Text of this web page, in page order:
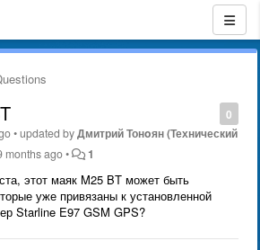
0
•updated byДмитрий Тонoян (Технический
months ago• 1
этот маяк M25 BT может быть
уже привязаны к установленной
Starline E97 GSM GPS?